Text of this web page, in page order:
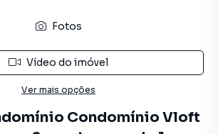
Fotos
Vídeo do imóvel
Ver mais opções
Condomínio Vloft